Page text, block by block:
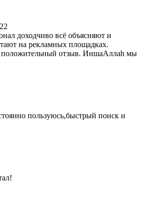
доходчиво всё объясняют и
на рекламных площадках.
отзыв. ИншаАллаh мы
пользуюсь,быстрый поиск и